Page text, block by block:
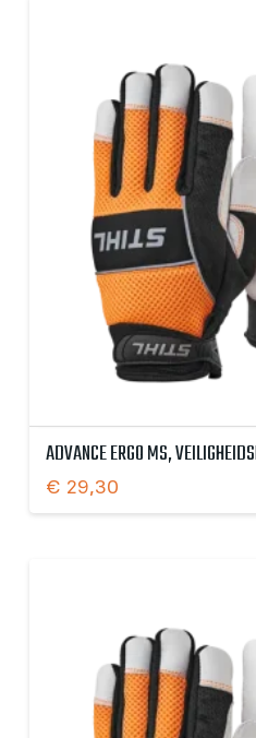
ADVANCE ERGO MS,
€ 29,30